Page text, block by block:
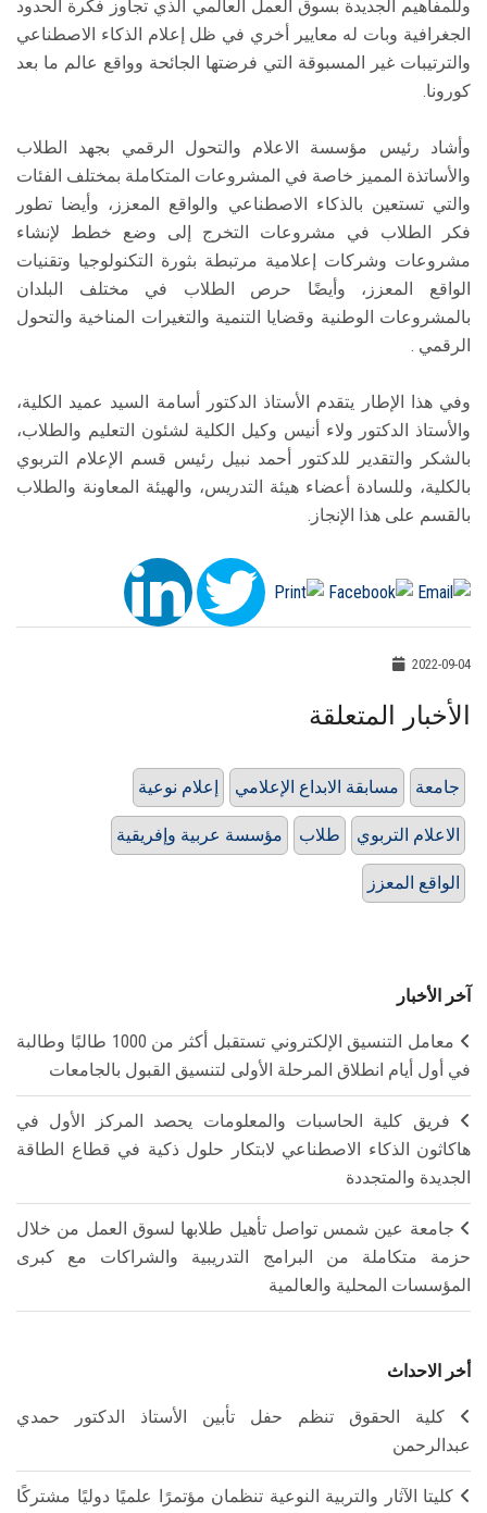
وللمفاهيم الجديدة بسوق العمل العالمي الذي تجاوز فكرة الحدود
الجغرافية وبات له معايير أخري في ظل إعلام الذكاء الاصطناعي
والترتيبات غير المسبوقة التي فرضتها الجائحة وواقع عالم ما بعد
كورونا.
وأشاد رئيس مؤسسة الاعلام والتحول الرقمي بجهد الطلاب
والأساتذة المميز خاصة في المشروعات المتكاملة بمختلف الفئات
والتي تستعين بالذكاء الاصطناعي والواقع المعزز، وأيضا تطور
فكر الطلاب في مشروعات التخرج إلى وضع خطط لإنشاء
مشروعات وشركات إعلامية مرتبطة بثورة التكنولوجيا وتقنيات
الواقع المعزز، وأيضًا حرص الطلاب في مختلف البلدان
بالمشروعات الوطنية وقضايا التنمية والتغيرات المناخية والتحول
الرقمي .
وفي هذا الإطار يتقدم الأستاذ الدكتور أسامة السيد عميد الكلية،
والأستاذ الدكتور ولاء أنيس وكيل الكلية لشئون التعليم والطلاب،
بالشكر والتقدير للدكتور أحمد نبيل رئيس قسم الإعلام التربوي
بالكلية، وللسادة أعضاء هيئة التدريس، والهيئة المعاونة والطلاب
بالقسم على هذا الإنجاز.
2022-09-04
الأخبار المتعلقة
إعلام نوعية مسابقة الابداع الإعلامي جامعة
مؤسسة عربية وإفريقية طلاب الاعلام التربوي
الواقع المعزز
آخر الأخبار
معامل التنسيق الإلكتروني تستقبل أكثر من 1000 طالبًا وطالبة
في أول أيام انطلاق المرحلة الأولى لتنسيق القبول بالجامعات
فريق كلية الحاسبات والمعلومات يحصد المركز الأول في
هاكاثون الذكاء الاصطناعي لابتكار حلول ذكية في قطاع الطاقة
الجديدة والمتجددة
جامعة عين شمس تواصل تأهيل طلابها لسوق العمل من خلال
حزمة متكاملة من البرامج التدريبية والشراكات مع كبرى
المؤسسات المحلية والعالمية
أخر الاحداث
كلية الحقوق تنظم حفل تأبين الأستاذ الدكتور حمدي
عبدالرحمن
كليتا الآثار والتربية النوعية تنظمان مؤتمرًا علميًا دوليًا مشتركًا